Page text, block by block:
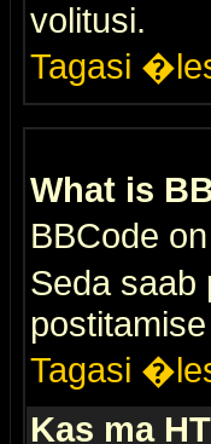
volitusi.
Tagasi
What is
BBCode
Seda saab
Tagasi
Kas ma